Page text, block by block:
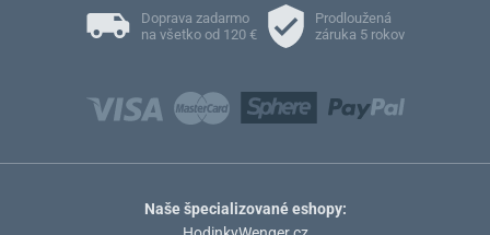
Doprava zadarmo
na všetko od 120 €
Prodloužená
záruka 5 rokov
Naše špecializované eshopy: